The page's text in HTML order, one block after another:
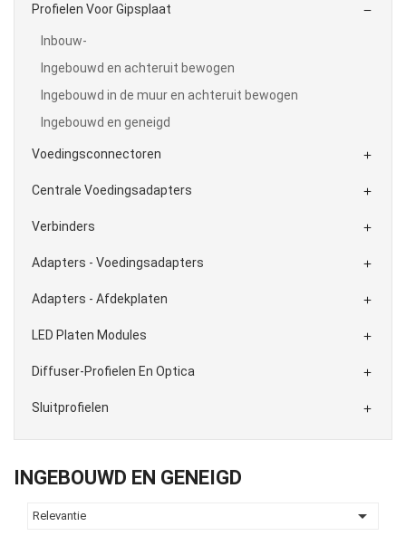
Profielen Voor Gipsplaat 
Inbouw-
Ingebouwd en achteruit bewogen
Ingebouwd in de muur en achteruit bewogen
Ingebouwd en geneigd
Voedingsconnectoren 
Centrale Voedingsadapters 
Verbinders 
Adapters - Voedingsadapters 
Adapters - Afdekplaten 
LED Platen Modules 
Diffuser-Profielen En Optica 
Sluitprofielen 
INGEBOUWD EN GENEIGD
Relevantie 